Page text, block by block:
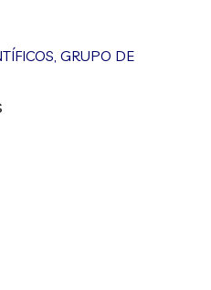
,GRUPO DE